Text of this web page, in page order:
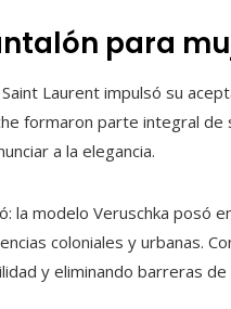
para
Laurent impulsó su
formaron parte integral
a la elegancia.
la modelo Veruschka posó
coloniales y urbanas.
y eliminando barreras